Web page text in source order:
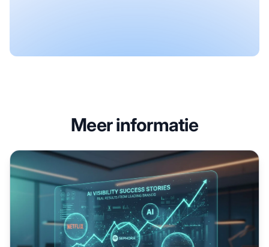
Meer informatie
Praktijkvoorbeelden van AI-zichtbaarheidssucces: Wat